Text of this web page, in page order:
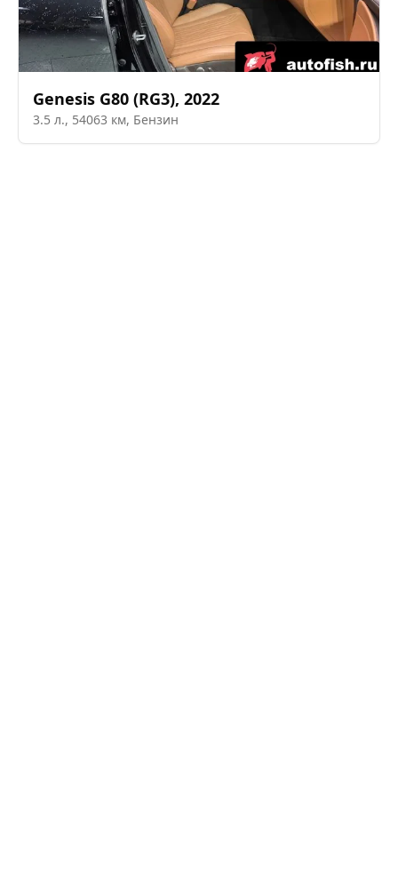
Genesis G80 (RG3), 2022
3.5 л., 54063 км, Бензин